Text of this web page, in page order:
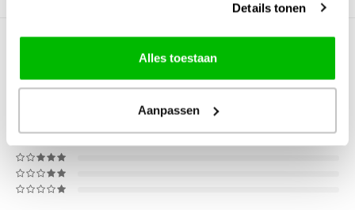
Details tonen
Alles toestaan
Aanpassen
STERREN OP BASIS VAN
BEOORDELINGEN
2Reviews